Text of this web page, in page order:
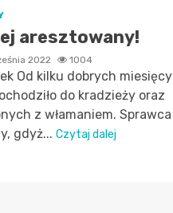
aresztowany!
2022 1004
Od kilku dobrych miesięcy
do kradzieży oraz
z włamaniem. Sprawca
gdyż... Czytaj dalej